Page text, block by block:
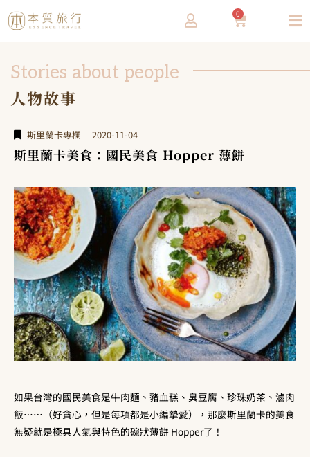
0
Stories about people
人物故事
斯里蘭卡專欄 2020-11-04
斯里蘭卡美食：國民美食 Hopper 薄餅
如果台灣的國民美食是牛肉麵、豬血糕、臭豆腐、珍珠奶茶、滷肉
飯……（好貪心，但是每項都是小編摯愛），那麼斯里蘭卡的美食
無疑就是極具人氣與特色的碗狀薄餅 Hopper了！